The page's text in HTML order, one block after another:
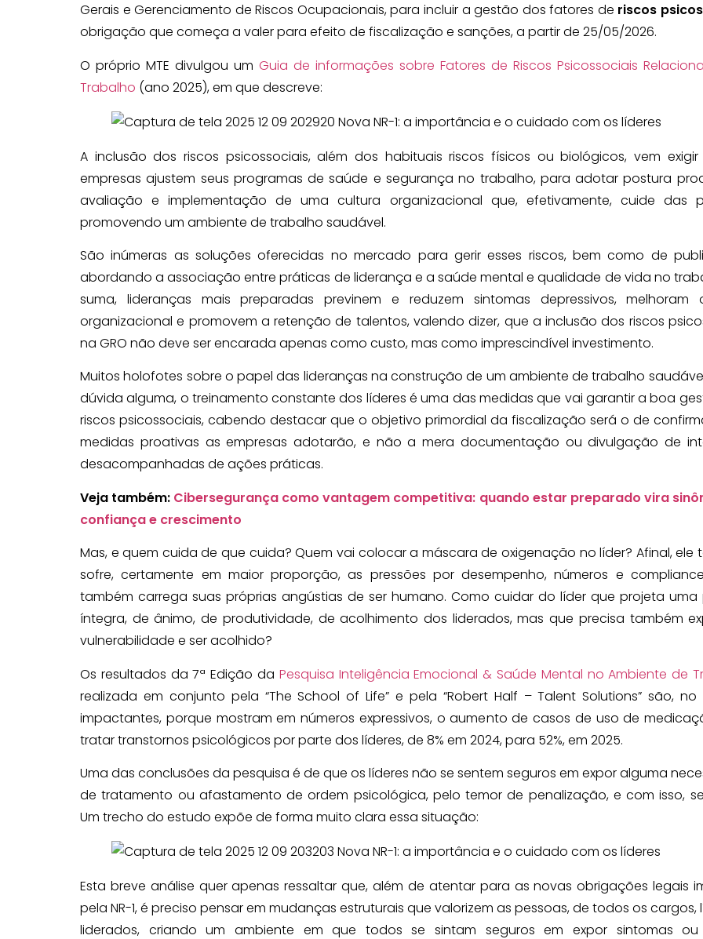
Gerais e Gerenciamento de Riscos Ocupacionais, para incluir a gestão dos fatores de riscos
obrigação que começa a valer para efeito de fiscalização e sanções, a partir de 25/05/2026.
O próprio MTE divulgou um Guia de informações sobre Fatores de Riscos Psicossociais
Trabalho (ano 2025), em que descreve:
A inclusão dos riscos psicossociais, além dos habituais riscos físicos ou biológicos, vem
empresas ajustem seus programas de saúde e segurança no trabalho, para adotar postura
avaliação e implementação de uma cultura organizacional que, efetivamente, cuide das
promovendo um ambiente de trabalho saudável.
São inúmeras as soluções oferecidas no mercado para gerir esses riscos, bem como de
abordando a associação entre práticas de liderança e a saúde mental e qualidade de vida no
suma, lideranças mais preparadas previnem e reduzem sintomas depressivos, melhoram
organizacional e promovem a retenção de talentos, valendo dizer, que a inclusão dos riscos
na GRO não deve ser encarada apenas como custo, mas como imprescindível investimento.
Muitos holofotes sobre o papel das lideranças na construção de um ambiente de trabalho
dúvida alguma, o treinamento constante dos líderes é uma das medidas que vai garantir a boa
riscos psicossociais, cabendo destacar que o objetivo primordial da fiscalização será o de
medidas proativas as empresas adotarão, e não a mera documentação ou divulgação de
desacompanhadas de ações práticas.
Veja também: Cibersegurança como vantagem competitiva: quando estar preparado vira
confiança e crescimento
Mas, e quem cuida de que cuida? Quem vai colocar a máscara de oxigenação no líder? Afinal, ele
sofre, certamente em maior proporção, as pressões por desempenho, números e
também carrega suas próprias angústias de ser humano. Como cuidar do líder que projeta uma
íntegra, de ânimo, de produtividade, de acolhimento dos liderados, mas que precisa também
vulnerabilidade e ser acolhido?
Os resultados da 7ª Edição da Pesquisa Inteligência Emocional & Saúde Mental no Ambiente de
realizada em conjunto pela “The School of Life” e pela “Robert Half – Talent Solutions” são, no
impactantes, porque mostram em números expressivos, o aumento de casos de uso de
tratar transtornos psicológicos por parte dos líderes, de 8% em 2024, para 52%, em 2025.
Uma das conclusões da pesquisa é de que os líderes não se sentem seguros em expor alguma
de tratamento ou afastamento de ordem psicológica, pelo temor de penalização, e com isso,
Um trecho do estudo expõe de forma muito clara essa situação:
Esta breve análise quer apenas ressaltar que, além de atentar para as novas obrigações legais
pela NR-1, é preciso pensar em mudanças estruturais que valorizem as pessoas, de todos os cargos,
liderados, criando um ambiente em que todos se sintam seguros em expor sintomas